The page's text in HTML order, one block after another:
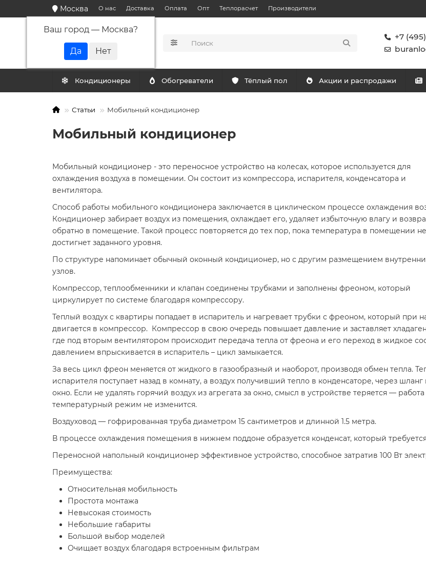
Москва
Ваш город — Москва?
О нас Доставка Оплата Опт Теплорасчет Производители
+7
Кондиционеры Обогреватели Тёплый пол Акции и распродажи
Статьи Мобильный кондиционер
Мобильный кондиционер
Мобильный кондиционер - это переносное устройство на колесах, которое используется для
охлаждения воздуха в помещении. Он состоит из компрессора, испарителя, конденсатора и
вентилятора.
Способ работы мобильного кондиционера заключается в циклическом процессе охлаждения
Кондиционер забирает воздух из помещения, охлаждает его, удаляет избыточную влагу и
обратно в помещение. Такой процесс повторяется до тех пор, пока температура в помещении не
достигнет заданного уровня.
По структуре напоминает обычный оконный кондиционер, но с другим размещением
узлов.
Компрессор, теплообменники и клапан соединены трубками и заполнены фреоном, который
циркулирует по системе благодаря компрессору.
Теплый воздух с квартиры попадает в испаритель и нагревает трубки с фреоном, который при
двигается в компрессор. Компрессор в свою очередь повышает давление и заставляет
где под вторым вентилятором происходит передача тепла от фреона и его переход в жидкое
давлением впрыскивается в испаритель – цикл замыкается.
За весь цикл фреон меняется от жидкого в газообразный и наоборот, производя обмен тепла.
испарителя поступает назад в комнату, а воздух получивший тепло в конденсаторе, через
окно. Если не удалять горячий воздух из агрегата за окно, смысл в устройстве теряется —
температурный режим не изменится.
Воздуховод — гофрированная труба диаметром 15 сантиметров и длинной 1.5 метра.
В процессе охлаждения помещения в нижнем поддоне образуется конденсат, который
Переносной напольный кондиционер эффективное устройство, способное затратив 100 Вт
Преимущества:
Относительная мобильность
Простота монтажа
Невысокая стоимость
Небольшие габариты
Большой выбор моделей
Очищает воздух благодаря встроенным фильтрам